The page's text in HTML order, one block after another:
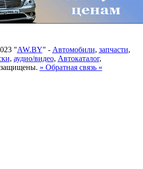
"AW.BY" - Автомобили, запчасти,
, аудио/видео, Автокаталог,
» Обратная связь «